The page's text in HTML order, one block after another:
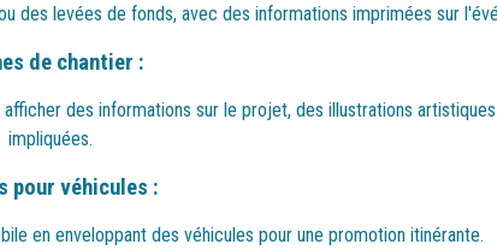
des levées de fonds, avec des informations imprimées sur
de chantier :
des informations sur le projet, des illustrations
impliquées.
pour véhicules :
en enveloppant des véhicules pour une promotion itinérante.